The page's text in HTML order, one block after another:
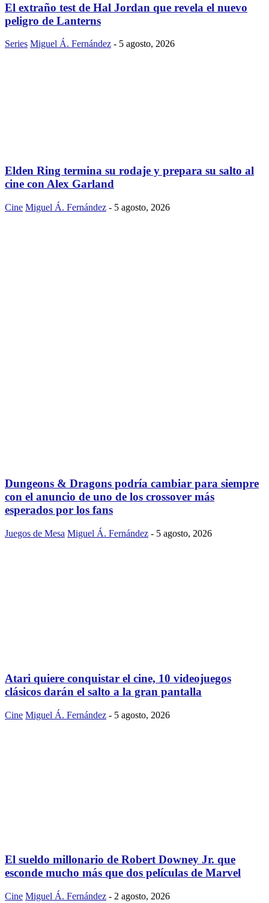
El extraño test de Hal Jordan que revela el nuevo
peligro de Lanterns
Series Miguel Á. Fernández - 5 agosto, 2026
Elden Ring termina su rodaje y prepara su salto al
cine con Alex Garland
Cine Miguel Á. Fernández - 5 agosto, 2026
Dungeons & Dragons podría cambiar para siempre
con el anuncio de uno de los crossover más
esperados por los fans
Juegos de Mesa Miguel Á. Fernández - 5 agosto, 2026
Atari quiere conquistar el cine, 10 videojuegos
clásicos darán el salto a la gran pantalla
Cine Miguel Á. Fernández - 5 agosto, 2026
El sueldo millonario de Robert Downey Jr. que
esconde mucho más que dos películas de Marvel
Cine Miguel Á. Fernández - 2 agosto, 2026